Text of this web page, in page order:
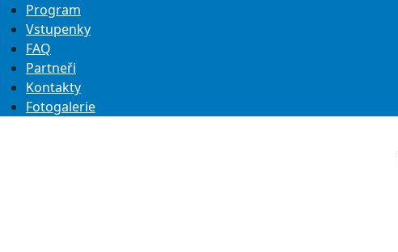
Program
Vstupenky
FAQ
Partneři
Kontakty
Fotogalerie